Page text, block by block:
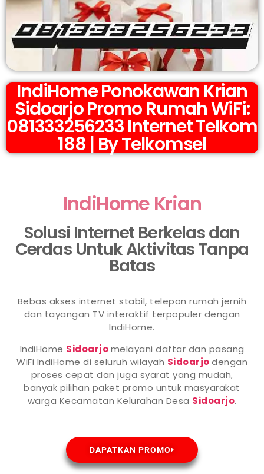
IndiHome Ponokawan Krian
Sidoarjo Promo Rumah WiFi:
081333256233 Internet Telkom
188 | By Telkomsel
IndiHome Krian
Solusi Internet Berkelas dan
Cerdas Untuk Aktivitas Tanpa
Batas
Bebas akses internet stabil, telepon rumah jernih
dan tayangan TV interaktif terpopuler dengan
IndiHome.
IndiHome Sidoarjomelayani daftar dan pasang
WiFi IndiHome di seluruh wilayah Sidoarjodengan
proses cepat dan juga syarat yang mudah,
banyak pilihan paket promo untuk masyarakat
warga Kecamatan Kelurahan Desa Sidoarjo.
DAPATKAN PROMO